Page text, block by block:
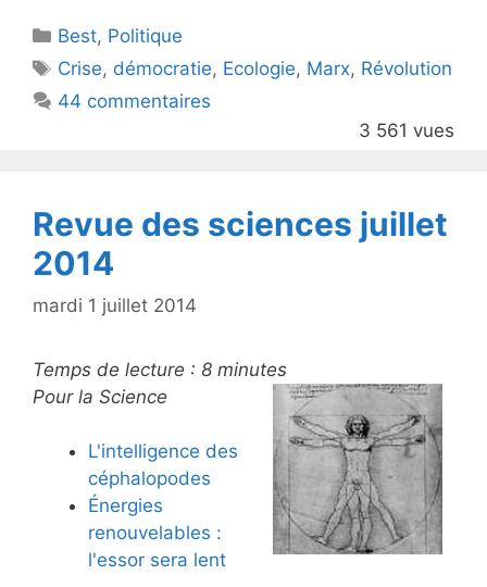
er e
b
o
Catégories
Best, Politique
Étiquettes
Crise, démocratie, Ecologie, Marx, Révolution
44 commentaires
3 561 vues
Revue des sciences juillet
2014
mardi 1 juillet 2014
Temps de lecture : 8 minutes
Pour la Science
L'intelligence des
céphalopodes
Énergies
renouvelables :
l'essor sera lent